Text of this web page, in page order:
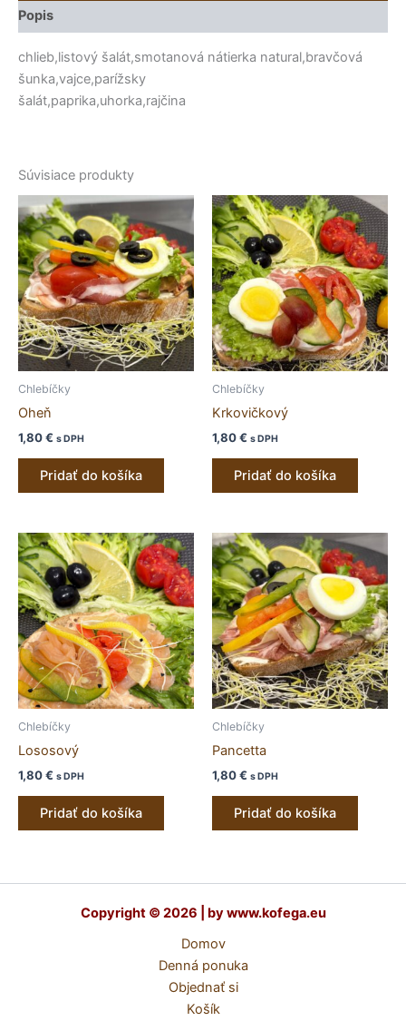
Popis
chlieb,listový šalát,smotanová nátierka natural,bravčová
šunka,vajce,parížsky
šalát,paprika,uhorka,rajčina
Súvisiace produkty
Chlebíčky
Oheň
1,80€ s DPH
Pridať do košíka
Chlebíčky
Krkovičkový
1,80€ s DPH
Pridať do košíka
Chlebíčky
Lososový
1,80€ s DPH
Pridať do košíka
Chlebíčky
Pancetta
1,80€ s DPH
Pridať do košíka
Copyright © 2026 | by www.kofega.eu
Domov
Denná ponuka
Objednať si
Košík